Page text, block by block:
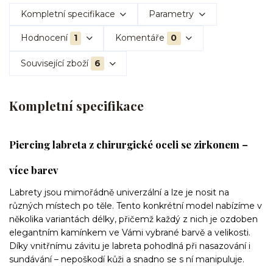
Kompletní specifikace Parametry
Hodnocení 1 Komentáře 0
Související zboží 6
Kompletní specifikace
Piercing labreta z chirurgické oceli se zirkonem –
více barev
Labrety jsou mimořádně univerzální a lze je nosit na
různých místech po těle. Tento konkrétní model nabízíme v
několika variantách délky, přičemž každý z nich je ozdoben
elegantním kamínkem ve Vámi vybrané barvě a velikosti.
Díky vnitřnímu závitu je labreta pohodlná při nasazování i
sundávání – nepoškodí kůži a snadno se s ní manipuluje.